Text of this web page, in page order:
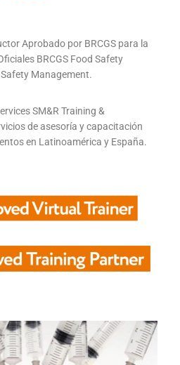
Aprobado por BRCGS para la
BRCGS Food Safety
Management.
SM&R Training &
de asesoría y capacitación
en Latinoamérica y España.